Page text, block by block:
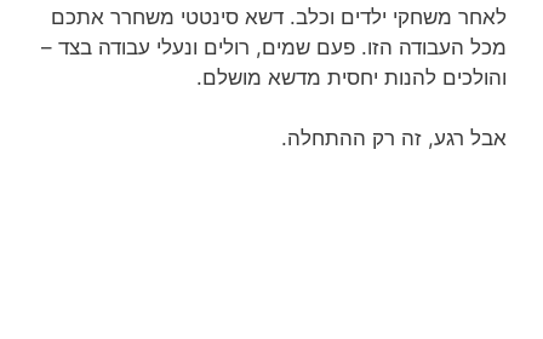
לאחר משחקי ילדים וכלב. דשא סינטטי משחרר אתכם
מכל העבודה הזו. פעם שמים, רולים ונעלי עבודה בצד –
והולכים להנות יחסית מדשא מושלם.
אבל רגע, זה רק ההתחלה.